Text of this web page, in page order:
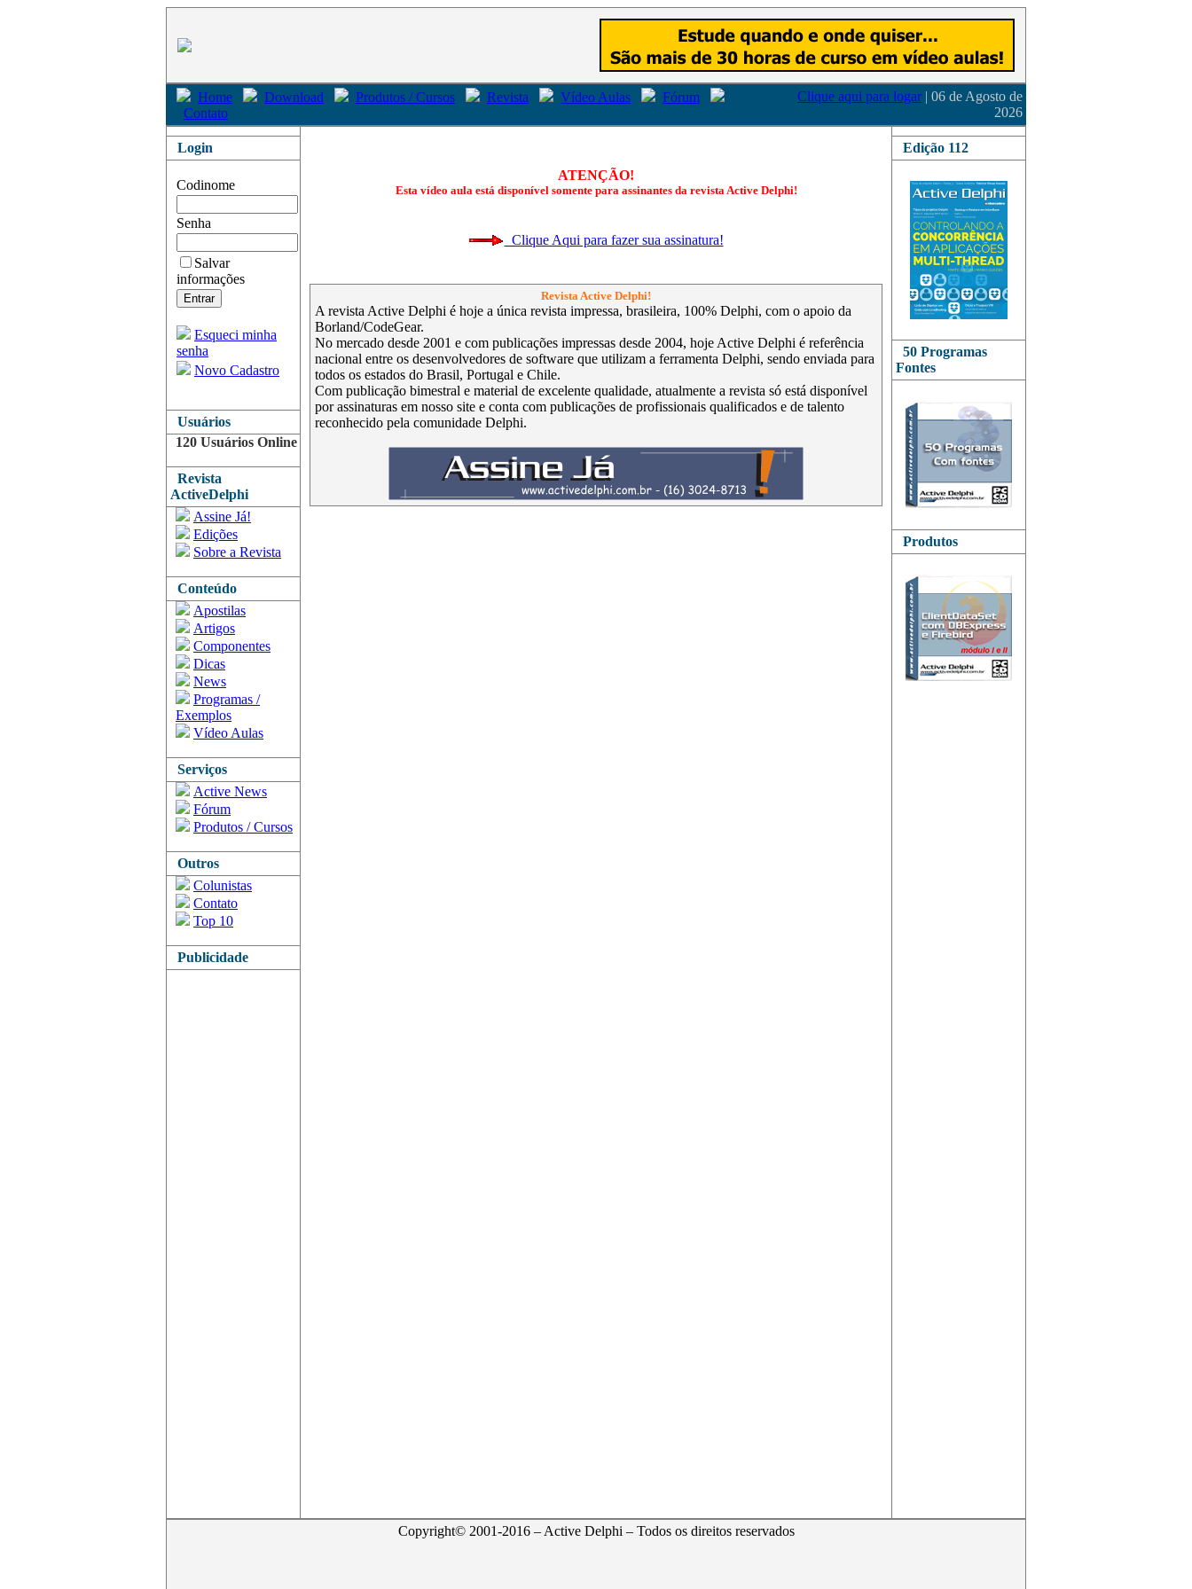
Home Download Produtos / Cursos Revista Vídeo Aulas
Fórum
Contato
Clique aqui para logar | 06 de Agosto de
2026
Login
Codinome
Senha
Salvar
informações
Esqueci minha
senha
Novo Cadastro
Usuários
120 Usuários Online
Revista
ActiveDelphi
Assine Já!
Edições
Sobre a Revista
Conteúdo
Apostilas
Artigos
Componentes
Dicas
News
Programas /
Exemplos
Vídeo Aulas
Serviços
Active News
Fórum
Produtos / Cursos
Outros
Colunistas
Contato
Top 10
Publicidade
ATENÇÃO!
Esta vídeo aula está disponível somente para assinantes da revista Active Delphi!
Clique Aqui para fazer sua assinatura!
Revista Active Delphi!
A revista Active Delphi é hoje a única revista impressa, brasileira, 100% Delphi, com o apoio da
Borland/CodeGear.
No mercado desde 2001 e com publicações impressas desde 2004, hoje Active Delphi é referência
nacional entre os desenvolvedores de software que utilizam a ferramenta Delphi, sendo enviada para
todos os estados do Brasil, Portugal e Chile.
Com publicação bimestral e material de excelente qualidade, atualmente a revista só está disponível
por assinaturas em nosso site e conta com publicações de profissionais qualificados e de talento
reconhecido pela comunidade Delphi.
Edição 112
50 Programas
Fontes
Produtos
Copyright© 2001-2016 – Active Delphi – Todos os direitos reservados